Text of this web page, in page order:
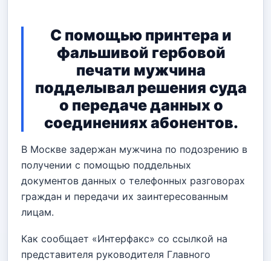
С помощью принтера и
фальшивой гербовой
печати мужчина
подделывал решения суда
о передаче данных о
соединениях абонентов.
В Москве задержан мужчина по подозрению в
получении с помощью поддельных
документов данных о телефонных разговорах
граждан и передачи их заинтересованным
лицам.
Как сообщает «Интерфакс» со ссылкой на
представителя руководителя Главного